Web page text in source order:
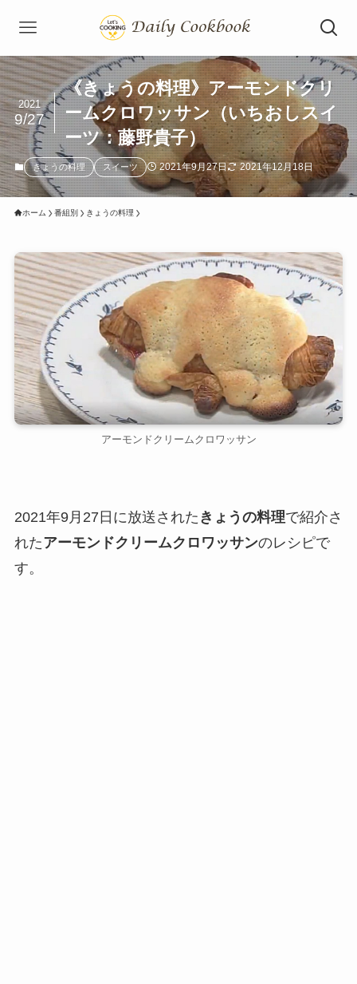
《きょうの料理》アーモンドクリ
ームクロワッサン（いちおしスイ
ーツ：藤野貴子）
2021
9/27
きょうの料理 スイーツ 2021年9月27日 2021年12月18日
ホーム 番組別 きょうの料理
アーモンドクリームクロワッサン
2021年9月27日に放送された きょうの料理で紹介さ
れたアーモンドクリームクロワッサンのレシピで
す。